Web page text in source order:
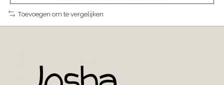
Toevoegen om te vergelijken